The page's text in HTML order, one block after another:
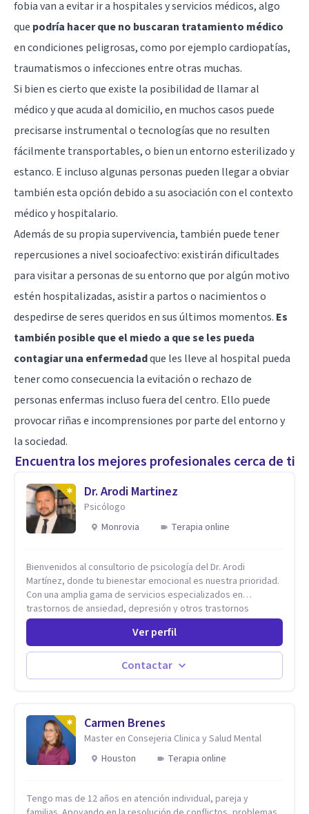
fobia van a evitar ir a hospitales y servicios médicos, algo
que podría hacer que no buscaran tratamiento médico
en condiciones peligrosas, como por ejemplo cardiopatías,
traumatismos o infecciones entre otras muchas.
Si bien es cierto que existe la posibilidad de llamar al
médico y que acuda al domicilio, en muchos casos puede
precisarse instrumental o tecnologías que no resulten
fácilmente transportables, o bien un entorno esterilizado y
estanco. E incluso algunas personas pueden llegar a obviar
también esta opción debido a su asociación con el contexto
médico y hospitalario.
Además de su propia supervivencia, también puede tener
repercusiones a nivel socioafectivo: existirán dificultades
para visitar a personas de su entorno que por algún motivo
estén hospitalizadas, asistir a partos o nacimientos o
despedirse de seres queridos en sus últimos momentos. Es
también posible que el miedo a que se les pueda
contagiar una enfermedadque les lleve al hospital pueda
tener como consecuencia la evitación o rechazo de
personas enfermas incluso fuera del centro. Ello puede
provocar riñas e incomprensiones por parte del entorno y
la sociedad.
Encuentra los mejores profesionales cerca de ti
Dr. Arodi Martinez
Psicólogo
Monrovia
Terapia online
Bienvenidos al consultorio de psicología del Dr. Arodi
Martínez, donde tu bienestar emocional es nuestra prioridad.
Con una amplia gama de servicios especializados en
trastornos de ansiedad, depresión y otros trastornos
emocionales, estamos dedicados a ofrecerte el mejor
tratamiento para mejorar tu salud mental. En nuestro
consultorio, ofrecemos una variedad de terapias y
tratamientos diseñados para satisfacer tus necesidades
específicas: Terapia para Trastornos de Ansiedad y
para ayudarte a recuperar tu bienestar emocional. Terapia
Individual, de Pareja y Familiar: Trabajamos contigo y tus
seres queridos para fortalecer las relaciones y mejorar la
dinámica familiar. Evaluaciones Psicológicas y Terapias
Terapia de exposición Terapia de juego para niños
Ver perfil
Contactar
Carmen Brenes
Master en Consejeria Clinica y Salud Mental
Houston
Terapia online
Tengo mas de 12 años en atención individual, pareja y